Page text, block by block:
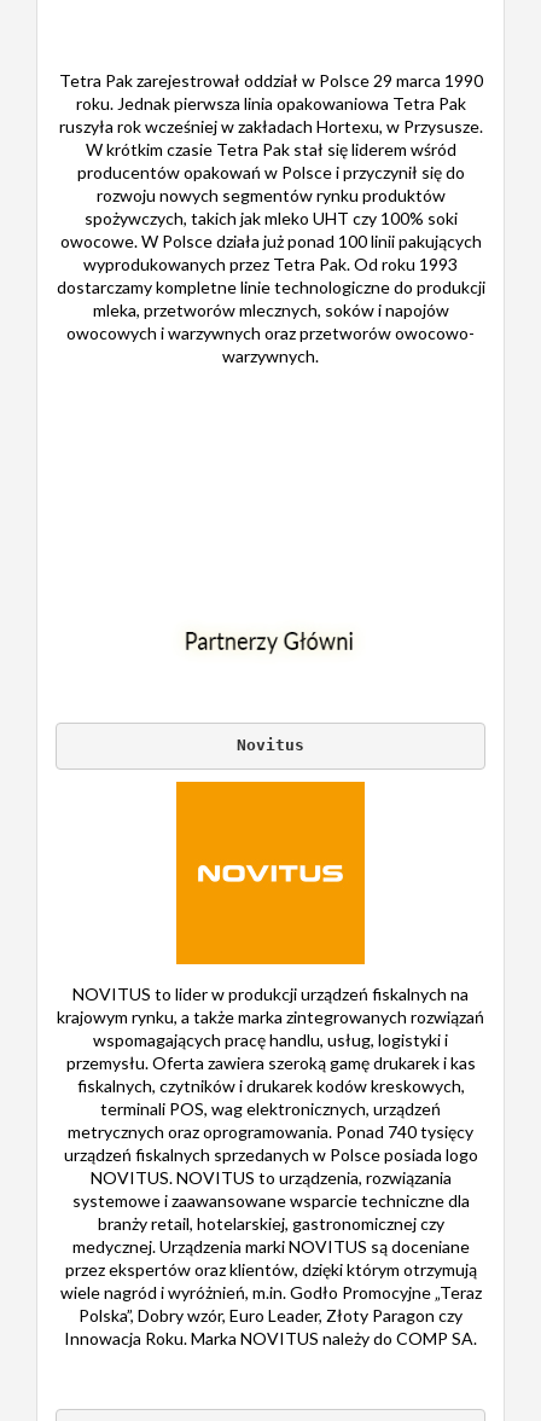
Tetra Pak zarejestrował oddział w Polsce 29 marca 1990
roku. Jednak pierwsza linia opakowaniowa Tetra Pak
ruszyła rok wcześniej w zakładach Hortexu, w Przysusze.
W krótkim czasie Tetra Pak stał się liderem wśród
producentów opakowań w Polsce i przyczynił się do
rozwoju nowych segmentów rynku produktów
spożywczych, takich jak mleko UHT czy 100% soki
owocowe. W Polsce działa już ponad 100 linii pakujących
wyprodukowanych przez Tetra Pak. Od roku 1993
dostarczamy kompletne linie technologiczne do produkcji
mleka, przetworów mlecznych, soków i napojów
owocowych i warzywnych oraz przetworów owocowo-
warzywnych.
Novitus
NOVITUS to lider w produkcji urządzeń fiskalnych na
krajowym rynku, a także marka zintegrowanych rozwiązań
wspomagających pracę handlu, usług, logistyki i
przemysłu. Oferta zawiera szeroką gamę drukarek i kas
fiskalnych, czytników i drukarek kodów kreskowych,
terminali POS, wag elektronicznych, urządzeń
metrycznych oraz oprogramowania. Ponad 740 tysięcy
urządzeń fiskalnych sprzedanych w Polsce posiada logo
NOVITUS. NOVITUS to urządzenia, rozwiązania
systemowe i zaawansowane wsparcie techniczne dla
branży retail, hotelarskiej, gastronomicznej czy
medycznej. Urządzenia marki NOVITUS są doceniane
przez ekspertów oraz klientów, dzięki którym otrzymują
wiele nagród i wyróżnień, m.in. Godło Promocyjne „Teraz
Polska”, Dobry wzór, Euro Leader, Złoty Paragon czy
Innowacja Roku. Marka NOVITUS należy do COMP SA.